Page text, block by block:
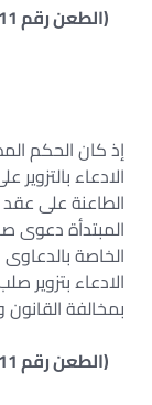
إذ كان الحكم
الطاعنة على
المبتدأة دعوى
الخاصة
الادعاء بتزوير
بمخالفة